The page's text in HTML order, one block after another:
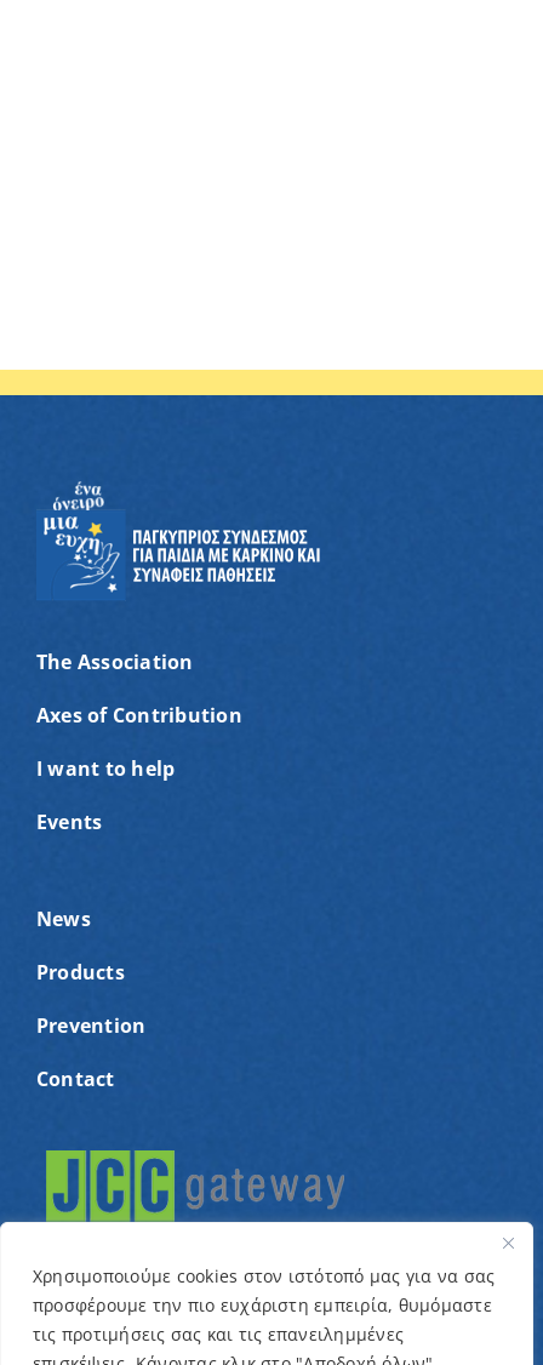
Χρησιμοποιούμε cookies στον ιστότοπό μας για να σας
προσφέρουμε την πιο ευχάριστη εμπειρία, θυμόμαστε
τις προτιμήσεις σας και τις επανειλημμένες
The Association
Axes of Contribution
I want to help
Events
News
Products
Prevention
Contact